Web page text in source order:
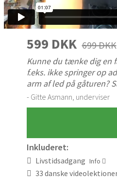
599 DKK 699 DKK
Kunne du tænke dig en
f.eks. ikke springer op
arm af led på gåturen?
- Gitte Asmann, underviser
Inkluderet:
Livstidsadgang Info
33 danske